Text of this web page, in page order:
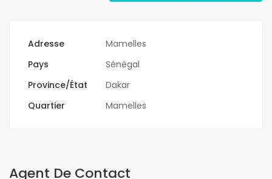
Adresse
Mamelles
Pays
Sénégal
Province/État
Dakar
Quartier
Mamelles
Agent De Contact